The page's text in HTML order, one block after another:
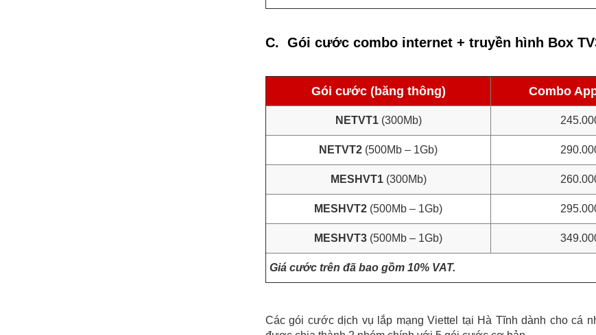
C. Gói cước combo internet + truyền hình Box
Gói cước (băng thông) Combo
NETVT1 (300Mb)
NETVT2 (500Mb – 1Gb)
MESHVT1 (300Mb)
MESHVT2 (500Mb – 1Gb)
MESHVT3 (500Mb – 1Gb)
Giá cước trên đã bao gồm 10% VAT.
Các gói cước dịch vụ lắp mạng Viettel tại Hà Tĩnh dành cho cá